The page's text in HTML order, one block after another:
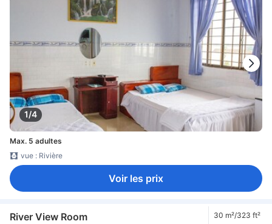
1/4
Max. 5 adultes
vue : Rivière
Voir les prix
River View Room 30 m²/323 ft²